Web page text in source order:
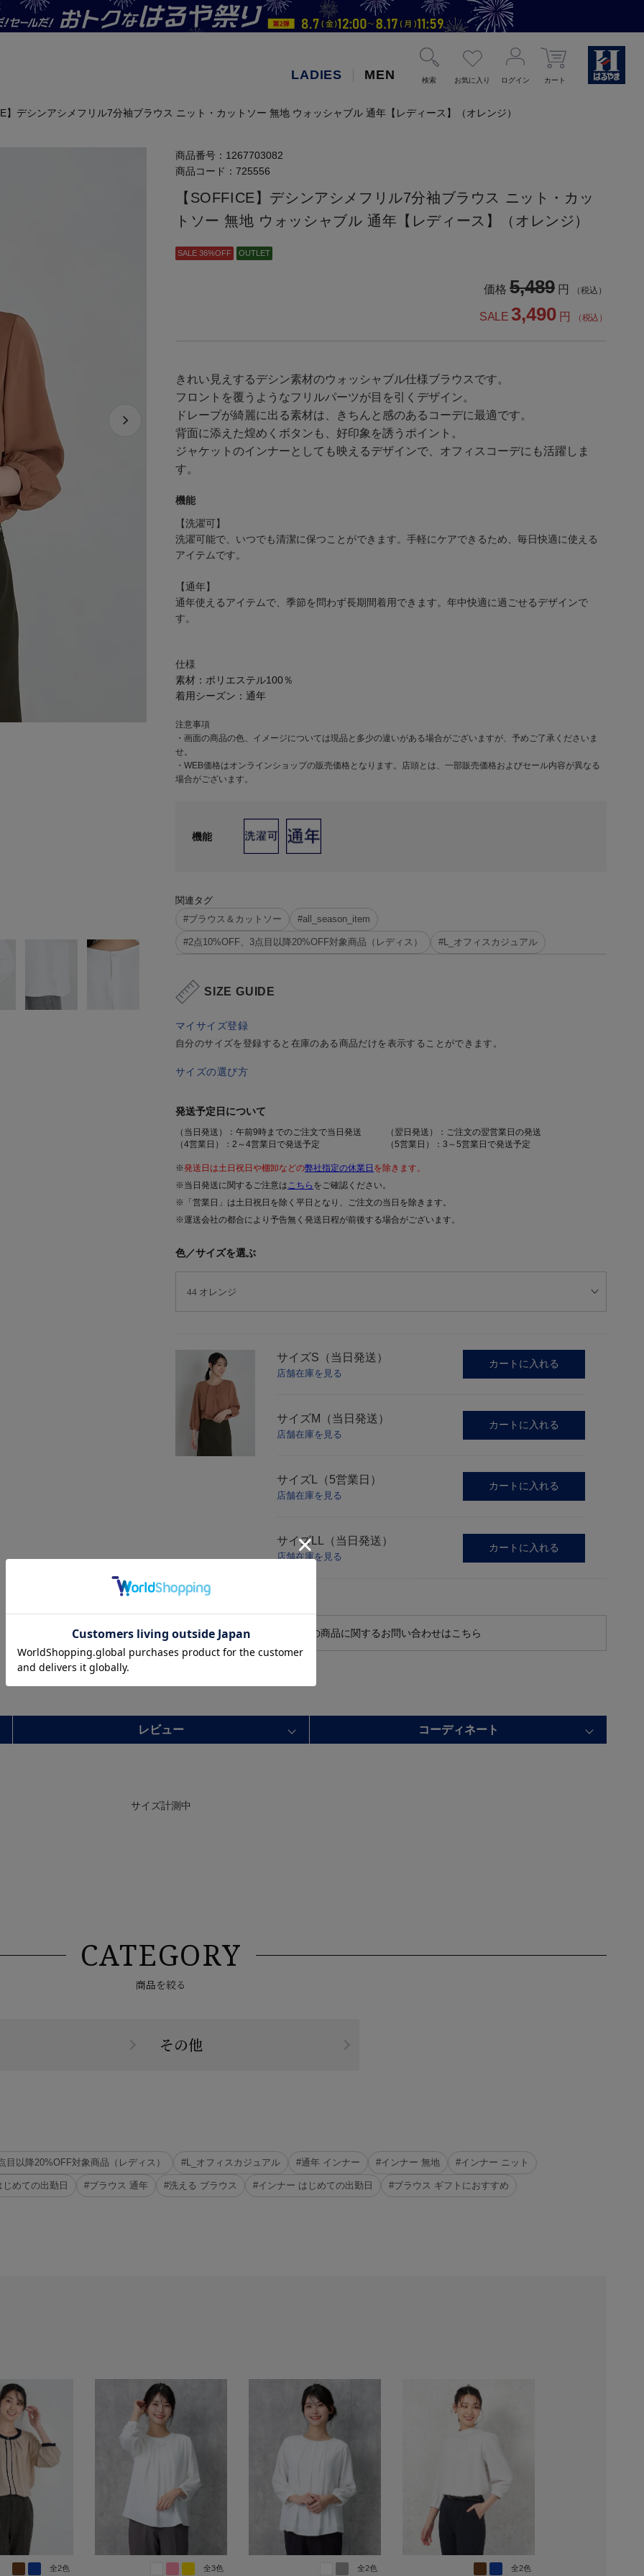
LADIES MEN 検索 お気に入り ログイン カート
】デシンアシメフリル7分袖ブラウス ニット・カットソー 無地 ウォッシャブル 通年【レディース】（オレンジ）
商品番号： 1267703082
商品コード： 725556
【SOFFICE】デシンアシメフリル7分袖ブラウス ニット・カッ
トソー 無地 ウォッシャブル 通年【レディース】（オレンジ）
SALE 36%OFF OUTLET
価格 5,489 円 （税込）
SALE 3,490 円 （税込）
きれい見えするデシン素材のウォッシャブル仕様ブラウスです。
フロントを覆うようなフリルパーツが目を引くデザイン。
ドレープが綺麗に出る素材は、きちんと感のあるコーデに最適です。
背面に添えた煌めくボタンも、好印象を誘うポイント。
ジャケットのインナーとしても映えるデザインで、オフィスコーデにも活躍しま
す。
機能
【洗濯可】
洗濯可能で、いつでも清潔に保つことができます。手軽にケアできるため、毎日快適に使える
アイテムです。
【通年】
通年使えるアイテムで、季節を問わず長期間着用できます。年中快適に過ごせるデザインで
す。
仕様
素材： ポリエステル100％
着用シーズン： 通年
注意事項
・画面の商品の色、イメージについては現品と多少の違いがある場合がございますが、予めご了承くださいま
せ。
・WEB価格はオンラインショップの販売価格となります。店頭とは、一部販売価格およびセール内容が異なる
場合がございます。
機能
関連タグ
#ブラウス＆カットソー
#all_season_item
#2点10%OFF、3点目以降20%OFF対象商品（レディス） #L_オフィスカジュアル
SIZE GUIDE
マイサイズ登録
自分のサイズを登録すると在庫のある商品だけを表示することができます。
サイズの選び方
発送予定日について
（当日発送）：午前9時までのご注文で当日発送
（翌日発送）：ご注文の翌営業日の発送
（4営業日）：2～4営業日で発送予定
（5営業日）：3～5営業日で発送予定
※発送日は土日祝日や棚卸などの弊社指定の休業日 を除きます。
※当日発送に関するご注意はこちら をご確認ください。
※「営業日」は土日祝日を除く平日となり、ご注文の当日を除きます。
※運送会社の都合により予告無く発送日程が前後する場合がございます。
色／サイズを選ぶ
サイズS（当日発送）
店舗在庫を見る
カートに入れる
サイズM（当日発送）
店舗在庫を見る
カートに入れる
サイズ L（5営業日）
店舗在庫を見る
カートに入れる
サイズ LL（当日発送）
店舗在庫を見る
カートに入れる
この商品に関するお問い合わせはこちら
レビュー コーディネート
サイズ計測中
CATEGORY
商品を絞る
その他
目以降20%OFF対象商品（レディス） #L_オフィスカジュアル #通年 インナー #インナー 無地 #インナー ニット
めての出勤日 #ブラウス 通年 #洗える ブラウス #インナー はじめての出勤日 #ブラウス ギフトにおすすめ
全2色 全3色 全2色 全2色